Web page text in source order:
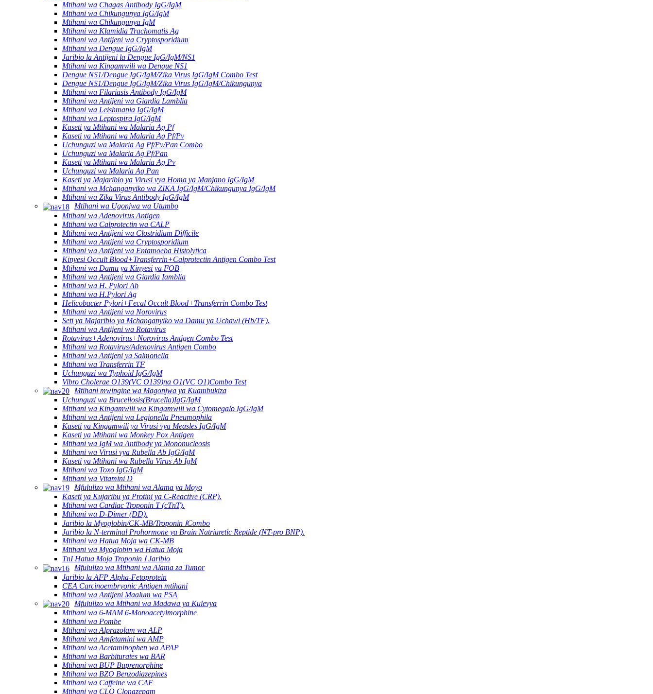
Mtihani wa Chagas Antibody IgG/IgM
Mtihani wa Chikungunya IgG/IgM
Mtihani wa Chikungunya IgM
Mtihani wa Klamidia Trachomatis Ag
Mtihani wa Antijeni wa Cryptosporidium
Mtihani wa Dengue IgG/IgM
Jaribio la Antijeni la Dengue IgG/IgM/NS1
Mtihani wa Kingamwili wa Dengue NS1
Dengue NS1/Dengue IgG/IgM/Zika Virus IgG/IgM Combo Test
Dengue NS1/Dengue IgG/IgM/Zika Virus IgG/IgM/Chikungunya
Mtihani wa Filariasis Antibody IgG/IgM
Mtihani wa Antijeni wa Giardia Lamblia
Mtihani wa Leishmania IgG/IgM
Mtihani wa Leptospira IgG/IgM
Kaseti ya Mtihani wa Malaria Ag Pf
Kaseti ya Mtihani wa Malaria Ag Pf/Pv
Uchunguzi wa Malaria Ag Pf/Pv/Pan Combo
Uchunguzi wa Malaria Ag Pf/Pan
Kaseti ya Mtihani wa Malaria Ag Pv
Uchunguzi wa Malaria Ag Pan
Kaseti ya Majaribio ya Virusi vya Homa ya Manjano IgG/IgM
Mtihani wa Mchanganyiko wa ZIKA IgG/IgM/Chikungunya IgG/IgM
Mtihani wa Zika Virus Antibody IgG/IgM
Mtihani wa Ugonjwa wa Utumbo
Mtihani wa Adenovirus Antigen
Mtihani wa Calprotectin wa CALP
Mtihani wa Antijeni wa Clostridium Difficile
Mtihani wa Antijeni wa Cryptosporidium
Mtihani wa Antijeni wa Entamoeba Histolytica
Kinyesi Occult Blood+Transferrin+Calprotectin Antigen Combo Test
Mtihani wa Damu ya Kinyesi ya FOB
Mtihani wa Antijeni wa Giardia Iamblia
Mtihani wa H. Pylori Ab
Mtihani wa H.Pylori Ag
Helicobacter Pylori+Fecal Occult Blood+Transferrin Combo Test
Mtihani wa Antijeni wa Norovirus
Seti ya Majaribio ya Mchanganyiko wa Damu ya Uchawi (Hb/TF).
Mtihani wa Antijeni wa Rotavirus
Rotavirus+Adenovirus+Norovirus Antigen Combo Test
Mtihani wa Rotavirus/Adenovirus Antigen Combo
Mtihani wa Antijeni ya Salmonella
Mtihani wa Transferrin TF
Uchunguzi wa Typhoid IgG/IgM
Vibro Cholerae O139(VC O139)na O1(VC O1)Combo Test
Mtihani mwingine wa Magonjwa ya Kuambukiza
Uchunguzi wa Brucellosis(Brucella)IgG/IgM
Mtihani wa Kingamwili wa Kingamwili wa Cytomegalo IgG/IgM
Mtihani wa Antijeni wa Legionella Pneumophila
Kaseti ya Kingamwili ya Virusi vya Measles IgG/IgM
Kaseti ya Mtihani wa Monkey Pox Antigen
Mtihani wa IgM wa Antibody ya Mononucleosis
Mtihani wa Virusi vya Rubella Ab IgG/IgM
Kaseti ya Mtihani wa Rubella Virus Ab IgM
Mtihani wa Toxo IgG/IgM
Mtihani wa Vitamini D
Mfululizo wa Mtihani wa Alama ya Moyo
Kaseti ya Kujaribu ya Protini ya C-Reactive (CRP).
Mtihani wa Cardiac Troponin T (cTnT).
Mtihani wa D-Dimer (DD).
Jaribio la Myoglobin/CK-MB/Troponin ⅠCombo
Jaribio la N-terminal Prohormone ya Brain Natriuretic Reptide (NT-pro BNP).
Mtihani wa Hatua Moja wa CK-MB
Mtihani wa Myoglobin wa Hatua Moja
TnI Hatua Moja Troponin Ⅰ Jaribio
Mfululizo wa Mtihani wa Alama za Tumor
Jaribio la AFP Alpha-Fetoprotein
CEA Carcinoembryonic Antigen mtihani
Mtihani wa Antijeni Maalum wa PSA
Mfululizo wa Mtihani wa Madawa ya Kulevya
Mtihani wa 6-MAM 6-Monoacetylmorphine
Mtihani wa Pombe
Mtihani wa Alprazolam wa ALP
Mtihani wa Amfetamini wa AMP
Mtihani wa Acetaminophen wa APAP
Mtihani wa Barbiturates wa BAR
Mtihani wa BUP Buprenorphine
Mtihani wa BZO Benzodiazepines
Mtihani wa Caffeine wa CAF
Mtihani wa CLO Clonazepam